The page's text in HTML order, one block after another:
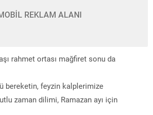
REKLAM ALANI
rahmet ortası mağfiret sonu da
bereketin, feyzin kalplerimize
zaman dilimi, Ramazan ayı için